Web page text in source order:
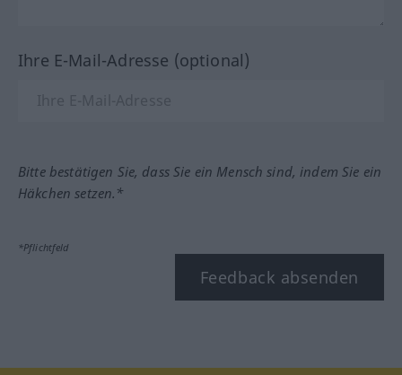
Ihre E-Mail-Adresse (optional)
Bitte bestätigen Sie, dass Sie ein Mensch sind, indem Sie ein
Häkchen setzen.*
*Pflichtfeld
Feedback absenden